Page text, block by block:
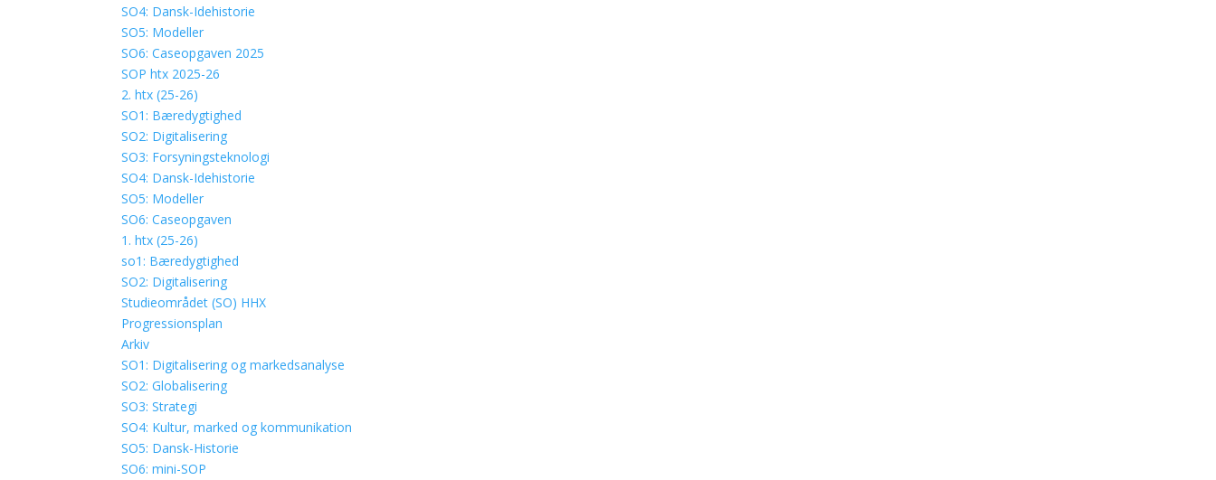
SO4: Dansk-Idehistorie
SO5: Modeller
SO6: Caseopgaven 2025
SOP htx 2025-26
2. htx (25-26)
SO1: Bæredygtighed
SO2: Digitalisering
SO3: Forsyningsteknologi
SO4: Dansk-Idehistorie
SO5: Modeller
SO6: Caseopgaven
1. htx (25-26)
so1: Bæredygtighed
SO2: Digitalisering
Studieområdet (SO) HHX
Progressionsplan
Arkiv
SO1: Digitalisering og markedsanalyse
SO2: Globalisering
SO3: Strategi
SO4: Kultur, marked og kommunikation
SO5: Dansk-Historie
SO6: mini-SOP